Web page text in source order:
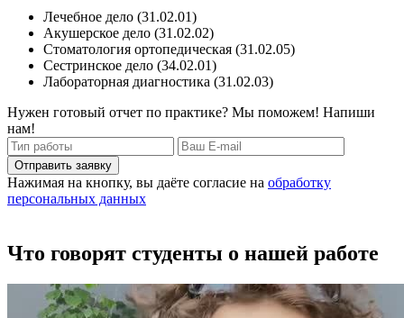
Лечебное дело (31.02.01)
Акушерское дело (31.02.02)
Стоматология ортопедическая (31.02.05)
Сестринское дело (34.02.01)
Лабораторная диагностика (31.02.03)
Нужен готовый отчет по практике? Мы поможем! Напиши
нам!
Отправить заявку
Нажимая на кнопку, вы даёте согласие на обработку
персональных данных
Что говорят студенты о нашей работе